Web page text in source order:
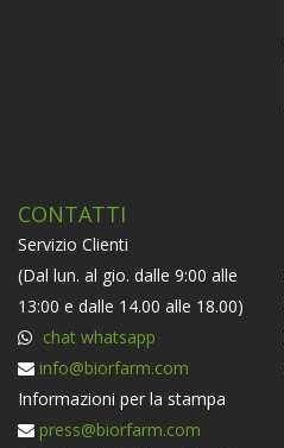
CONTATTI
Servizio Clienti
(Dal lun. al gio. dalle 9:00 alle
13:00 e dalle 14.00 alle 18.00)
chat whatsapp
info@biorfarm.com
Informazioni per la stampa
press@biorfarm.com